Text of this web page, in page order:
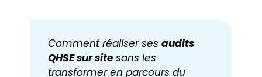
Comment réaliser sesaudits
QHSE sur site sans les
transformer en parcours du